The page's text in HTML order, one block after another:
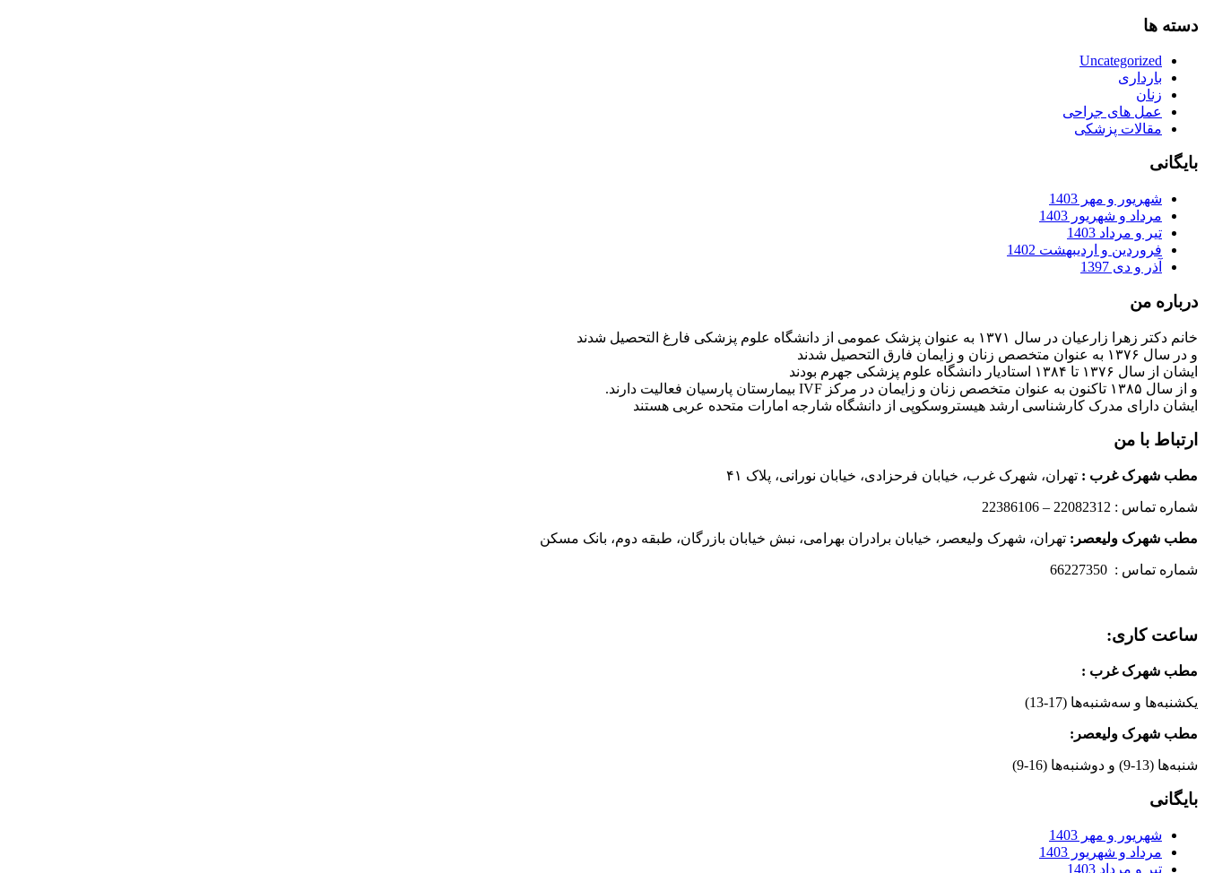
دسته ها
Uncategorized
بارداری
زنان
عمل های جراحی
مقالات پزشکی
بایگانی
شهریور و مهر 1403
مرداد و شهریور 1403
تیر و مرداد 1403
فروردین و اردیبهشت 1402
آذر و دی 1397
درباره من
خانم دکتر زهرا زارعیان در سال ۱۳۷۱ به عنوان پزشک عمومی از دانشگاه علوم پزشکی فارغ التحصیل شدند
و در سال ۱۳۷۶ به عنوان متخصص زنان و زایمان فارق التحصیل شدند
ایشان از سال ۱۳۷۶ تا ۱۳۸۴ استادیار دانشگاه علوم پزشکی جهرم بودند
و از سال ۱۳۸۵ تاکنون به عنوان متخصص زنان و زایمان در مرکز IVF بیمارستان پارسیان فعالیت دارند.
ایشان دارای مدرک کارشناسی ارشد هیستروسکوپی از دانشگاه شارجه امارات متحده عربی هستند
ارتباط با من
مطب شهرک غرب : تهران، شهرک غرب، خیابان فرحزادی، خیابان نورانی، پلاک ۴۱
شماره تماس : 22082312 – 22386106
مطب شهرک ولیعصر: تهران، شهرک ولیعصر، خیابان برادران بهرامی، نبش خیابان بازرگان، طبقه دوم، بانک مسکن
شماره تماس : 66227350
ساعت کاری:
مطب شهرک غرب :
یکشنبه‌ها و سه‌شنبه‌ها (17-13)
مطب شهرک ولیعصر:
شنبه‌ها (13-9) و دوشنبه‌ها (16-9)
بایگانی
شهریور و مهر 1403
مرداد و شهریور 1403
تیر و مرداد 1403